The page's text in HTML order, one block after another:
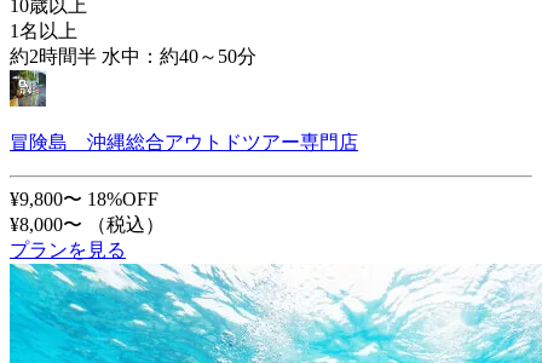
10歳以上
1名以上
約2時間半 水中：約40～50分
冒険島 沖縄総合アウトドツアー専門店
¥9,800〜 18%OFF
¥8,000〜
（税込）
プランを見る